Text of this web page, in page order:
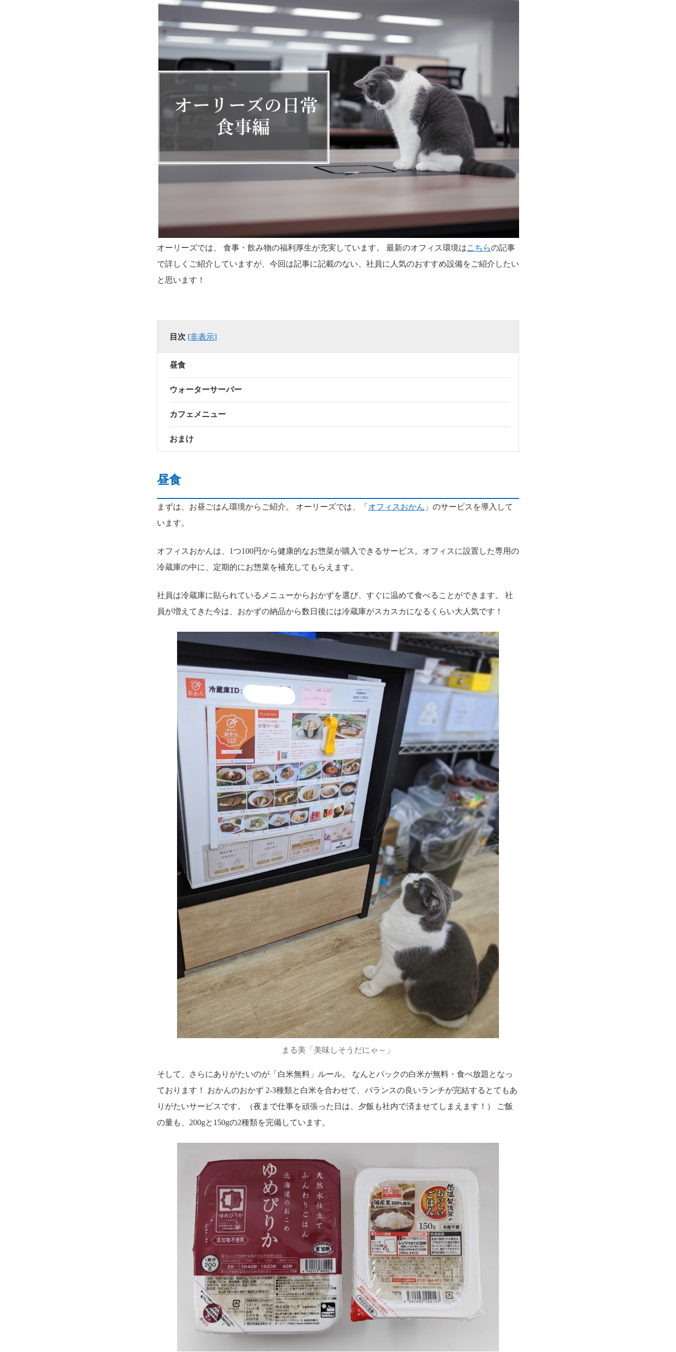
オーリーズでは、 食事・飲み物の福利厚生が充実しています。 最新のオフィス環境はこちらの記事
で詳しくご紹介していますが、今回は記事に記載のない、社員に人気のおすすめ設備をご紹介したい
と思います！
目次 [非表示]
昼食
ウォーターサーバー
カフェメニュー
おまけ
昼食
まずは、お昼ごはん環境からご紹介。 オーリーズでは、「 オフィスおかん 」のサービスを導入して
います。
オフィスおかんは、1つ100円から健康的なお惣菜が購入できるサービス。オフィスに設置した専用の
冷蔵庫の中に、定期的にお惣菜を補充してもらえます。
社員は冷蔵庫に貼られているメニューからおかずを選び、すぐに温めて食べることができます。 社
員が増えてきた今は、おかずの納品から数日後には冷蔵庫がスカスカになるくらい大人気です！
まる美「美味しそうだにゃ～」
そして、さらにありがたいのが「白米無料」ルール。 なんとパックの白米が無料・食べ放題となっ
ております！ おかんのおかず 2-3種類と白米を合わせて、バランスの良いランチが完結するとてもあ
りがたいサービスです。（夜まで仕事を頑張った日は、夕飯も社内で済ませてしまえます！） ご飯
の量も、200gと150gの2種類を完備しています。